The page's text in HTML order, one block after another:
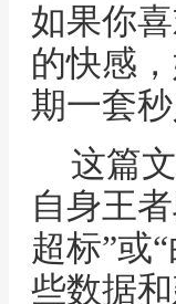
如果你
的快感
期一套
这篇
自身王
超标”或
些数据